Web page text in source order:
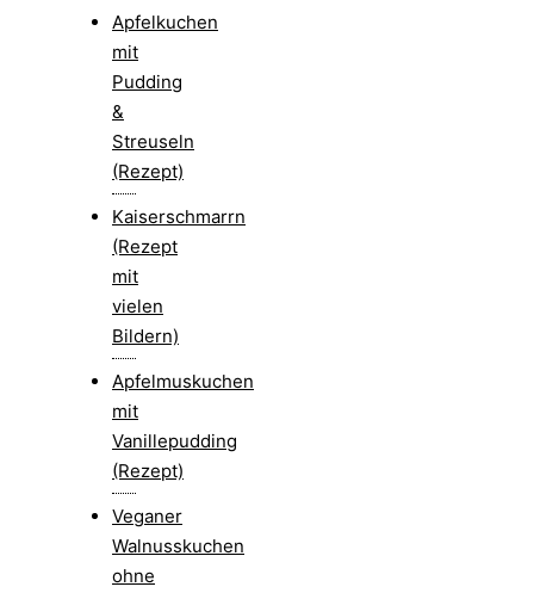
Apfelkuchen
mit
Pudding
&
Streuseln
(Rezept)
Kaiserschmarrn
(Rezept
mit
vielen
Bildern)
Apfelmuskuchen
mit
Vanillepudding
(Rezept)
Veganer
Walnusskuchen
ohne